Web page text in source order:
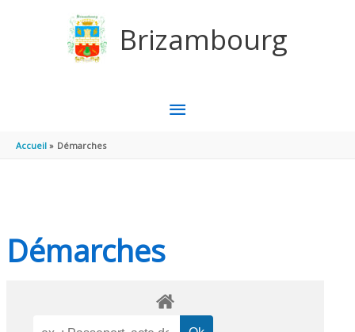
Brizambourg
MENU
Accueil Démarches
Démarches